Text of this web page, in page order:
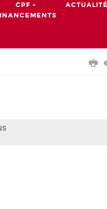
CPF -